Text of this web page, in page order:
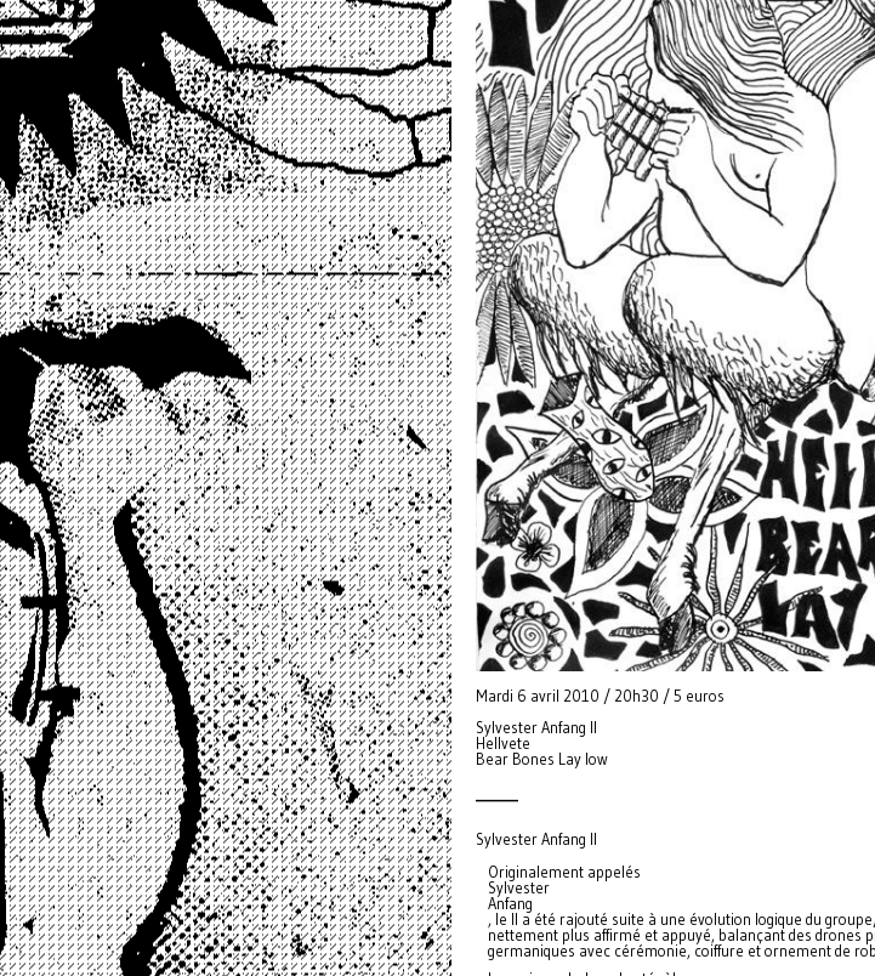
Mardi 6 avril 2010 / 20h30 / 5 euros
Sylvester Anfang II
Hellvete
Bear Bones Lay low
Sylvester Anfang II
Originalement appelés
Sylvester
Anfang
, le II a été rajouté suite à une évolution logique du
nettement plus affirmé et appuyé, balançant des drones
germaniques avec cérémonie, coiffure et ornement de